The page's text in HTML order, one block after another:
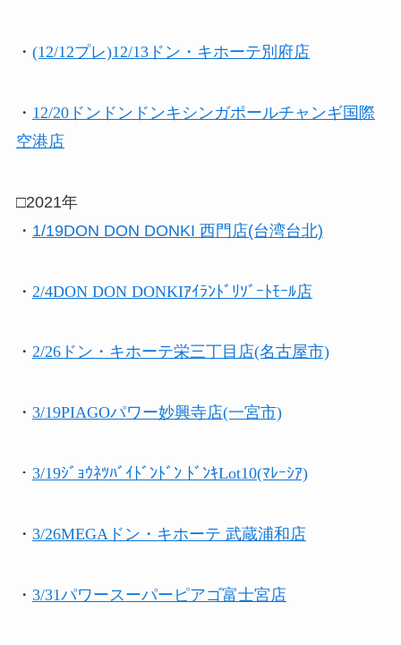
・ (12/12プレ)12/13ドン・キホーテ別府店
・ 12/20ドンドンドンキシンガポールチャンギ国際
空港店
□2021年
・ 1/19DON DON DONKI 西門店(台湾台北)
・ 2/4DON DON DONKIｱｲﾗﾝﾄﾞﾘｿﾞｰﾄﾓｰﾙ店
・ 2/26ドン・キホーテ栄三丁目店(名古屋市)
・ 3/19PIAGOパワー妙興寺店(一宮市)
・ 3/19ｼﾞｮｳﾈﾂﾊﾞｲﾄﾞﾝﾄﾞﾝ ﾄﾞﾝｷLot10(ﾏﾚｰｼｱ)
・ 3/26MEGAドン・キホーテ 武蔵浦和店
・ 3/31パワースーパーピアゴ富士宮店